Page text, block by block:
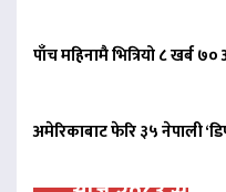
पाँच महिनामै भित्रियो ८ खर्ब ७०
अमेरिकाबाट फेरि ३५ नेपाली